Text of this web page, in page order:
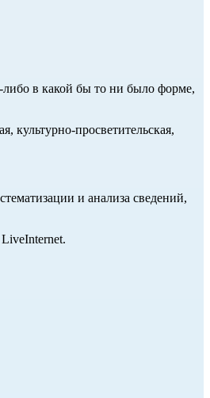
либо в какой бы то ни было форме,
культурно-просветительская,
и анализа сведений,
LiveInternet.